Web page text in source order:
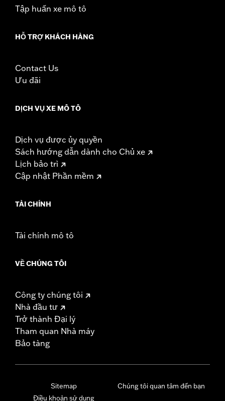
Material:Steel
WARRANTY:1 year limited warranty – Go to
Tập huấn xe mô tô
HỖ TRỢ KHÁCH HÀNG
Contact Us
Ưu đãi
DỊCH VỤ XE MÔ TÔ
Dịch vụ được ủy quyền
Sách hướng dẫn dành cho Chủ xe
Lịch bảo trì
Cập nhật Phần mềm
TÀI CHÍNH
Tài chính mô tô
VỀ CHÚNG TÔI
Công ty chúng tôi
Nhà đầu tư
Trở thành Đại lý
Tham quan Nhà máy
Bảo tàng
Sitemap
Điều khoản sử dụng
Chúng tôi quan tâm đến bạn